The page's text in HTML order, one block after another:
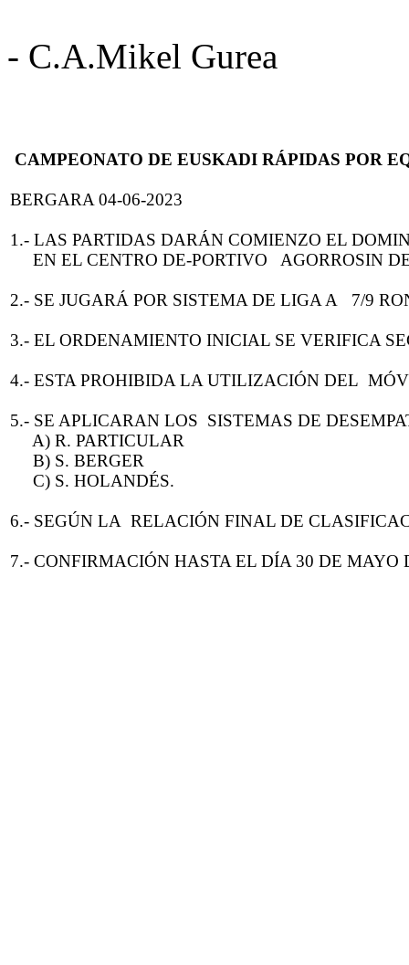
- C.A.Mikel Gurea
CAMPEONATO DE EUSKADI RÁPIDAS POR
BERGARA 04-06-2023
1.- LAS PARTIDAS DARÁN COMIENZO EL
EN EL CENTRO DE-PORTIVO AGORROSIN
2.- SE JUGARÁ POR SISTEMA DE LIGA A 7/9
3.- EL ORDENAMIENTO INICIAL SE VERIFICA
4.- ESTA PROHIBIDA LA UTILIZACIÓN DEL
5.- SE APLICARAN LOS SISTEMAS DE
A) R. PARTICULAR
B) S. BERGER
C) S. HOLANDÉS.
6.- SEGÚN LA RELACIÓN FINAL DE
7.- CONFIRMACIÓN HASTA EL DÍA 30 DE